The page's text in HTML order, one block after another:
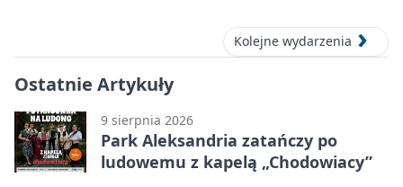
Kolejne wydarzenia
Ostatnie Artykuły
9 sierpnia 2026
Park Aleksandria zatańczy po
ludowemu z kapelą „Chodowiacy”